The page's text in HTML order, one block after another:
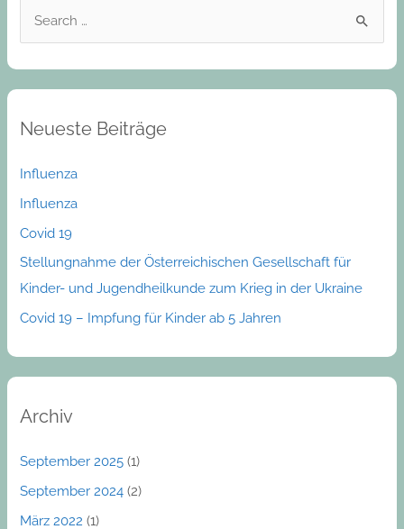
c
f
o
r
:
Neueste Beiträge
Influenza
Influenza
Covid 19
Stellungnahme der Österreichischen Gesellschaft für
Kinder- und Jugendheilkunde zum Krieg in der Ukraine
Covid 19 – Impfung für Kinder ab 5 Jahren
Archiv
September 2025 (1)
September 2024 (2)
März 2022 (1)